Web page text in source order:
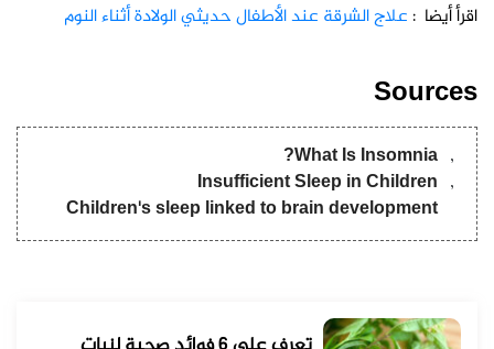
اقرأ أيضا : علاج الشرقة عند الأطفال حديثي الولادة أثناء النوم
Sources
What Is Insomnia?
Insufficient Sleep in Children
Children's sleep linked to brain development